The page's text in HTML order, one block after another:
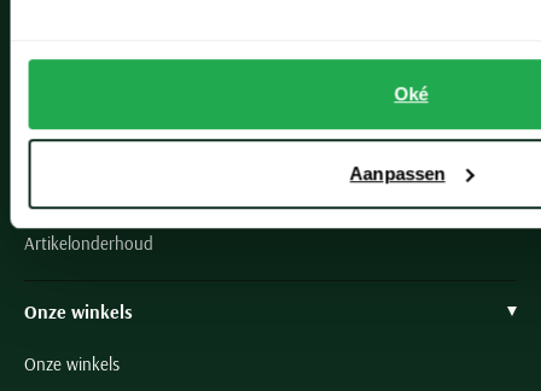
Oké
Aanpassen
Verzenden
Klachtenafhandeling
Artikelonderhoud
Onze winkels
Onze winkels